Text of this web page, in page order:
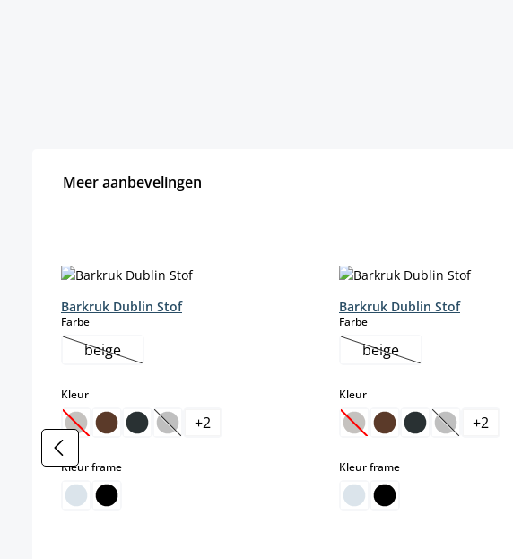
Meer aanbevelingen
Barkruk Dublin Stof
Farbeselect
beige(Deze optie is momenteel niet beschikbaar.)
Kleurselect
(Deze optie is momenteel niet beschikbaar.)
(Deze optie is momenteel niet beschikbaar.)
+2
Kleur frameselect
Barkruk Dublin Stof
Farbeselect
beige(Deze optie is
Kleurselect
(Deze optie is momenteel
(Deze
+2
Kleur frameselect